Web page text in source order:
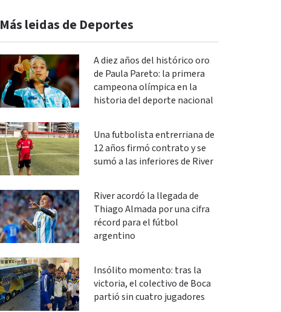
Más leidas de Deportes
A diez años del histórico oro
de Paula Pareto: la primera
campeona olímpica en la
historia del deporte nacional
Una futbolista entrerriana de
12 años firmó contrato y se
sumó a las inferiores de River
River acordó la llegada de
Thiago Almada por una cifra
récord para el fútbol
argentino
Insólito momento: tras la
victoria, el colectivo de Boca
partió sin cuatro jugadores